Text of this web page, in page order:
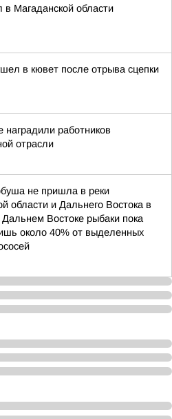
в Магаданской области
в кювет после отрыва сцепки
наградили работников
отрасли
не пришла в реки
области и Дальнего Востока в
Востоке рыбаки пока
около 40% от выделенных